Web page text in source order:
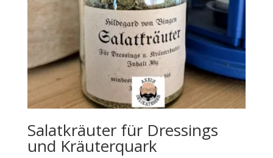
Salatkräuter für Dressings
und Kräuterquark